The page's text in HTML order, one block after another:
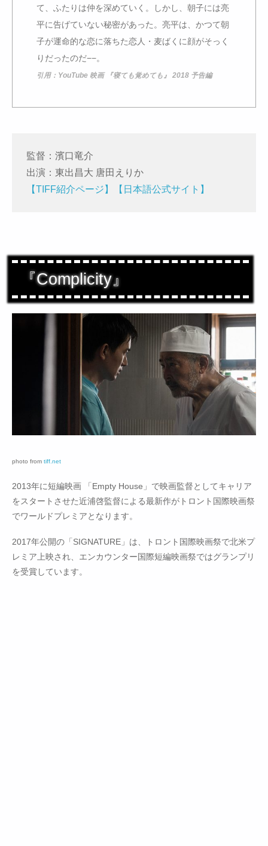
て、ふたりは仲を深めていく。しかし、朝子には亮
平に告げていない秘密があった。亮平は、かつて朝
子が運命的な恋に落ちた恋人・麦ばくに顔がそっく
りだったのだ−−。
引用：YouTube 映画 『寝ても覚めても』 2018 予告編
監督：濱口竜介
出演：東出昌大 唐田えりか
【TIFF紹介ページ】
【日本語公式サイト】
『Complicity』
photo from tiff.net
2013年に短編映画 「Empty House」で映画監督としてキャリア
をスタートさせた近浦啓監督による最新作がトロント国際映画祭
でワールドプレミアとなります。
2017年公開の「SIGNATURE」は、トロント国際映画祭で北米プ
レミア上映され、エンカウンター国際短編映画祭ではグランプリ
を受賞しています。